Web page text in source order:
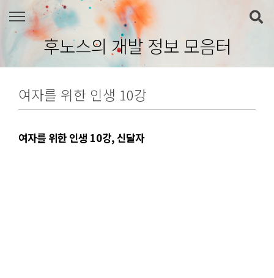
본문 바로가기
후노스의 개발 정보 모음터
여자를 위한 인생 10강
여자를 위한 인생 10강, 신달자